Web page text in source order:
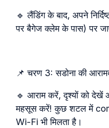
🔹 लैंडिंग के बाद, अपने
पर बैगेज क्लेम के पास) पर
📌 चरण 3: सडोना की
🔹 आराम करें, दृश्यों को देखें
महसूस करें! कुछ शटल में
Wi‑Fi भी मिलता है।